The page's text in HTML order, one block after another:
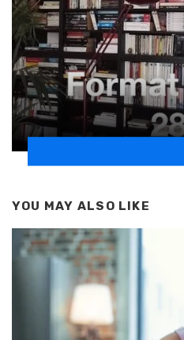
YOU MAY ALSO LIKE